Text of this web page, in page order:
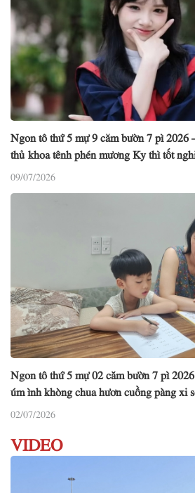
Ngon tô thứ 5 mự 9 căm bườn 7 pì
thủ khoa tênh phén mương Ky thì tốt
09/07/2026
Ngon tô thứ 5 mự 02 căm bườn 7 pì
úm ình khòng chua hươn cuồng pàng xi
02/07/2026
VIDEO